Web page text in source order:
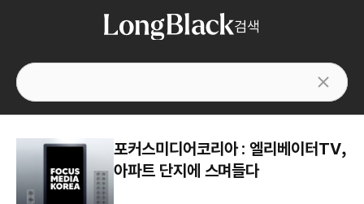
검색
포커스미디어코리아 : 엘리베이터TV,
아파트 단지에 스며들다